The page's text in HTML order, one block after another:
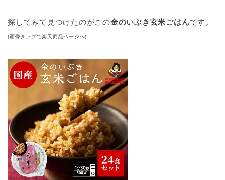
探してみて見つけたのがこの金のいぶき玄米ごはんです。
(画像タップで楽天商品ページへ)